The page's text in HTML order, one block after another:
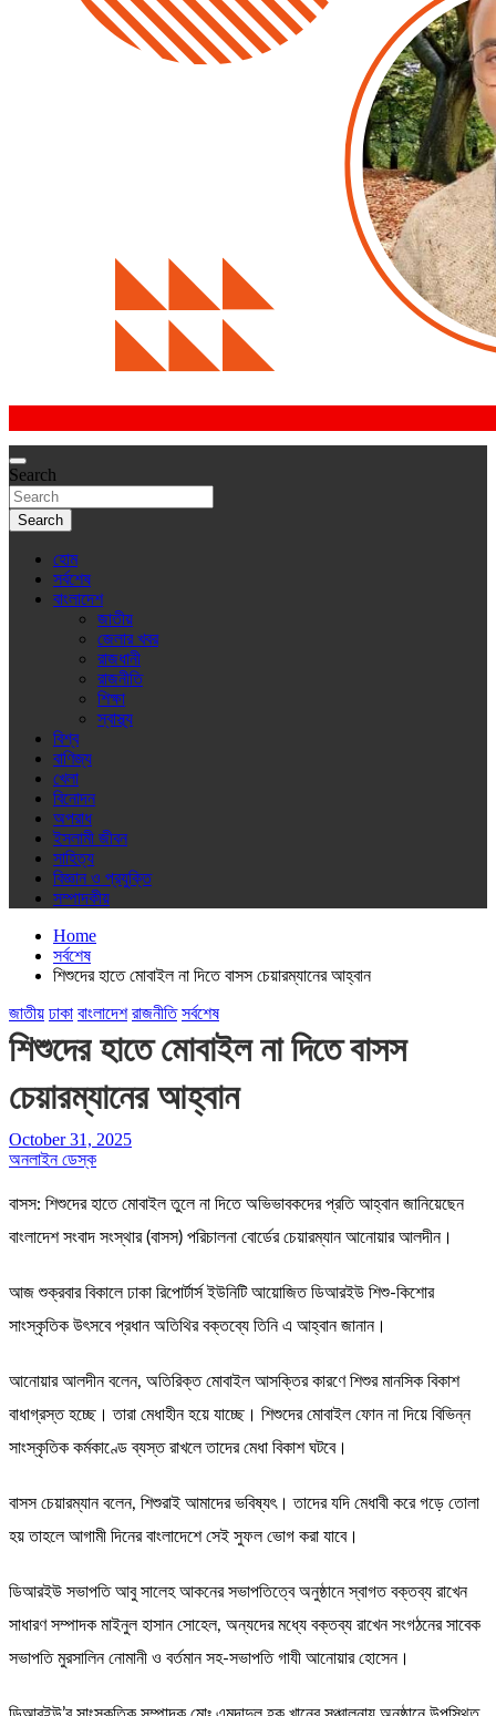
Search
Search
হোম
সর্বশেষ
বাংলাদেশ
জাতীয়
জেলার খবর
রাজধানী
রাজনীতি
শিক্ষা
স্বাস্থ্য
বিশ্ব
বাণিজ্য
খেলা
বিনোদন
অপরাধ
ইসলামী জীবন
সাহিত্য
বিজ্ঞান ও প্রযুক্তি
সম্পাদকীয়
Home
সর্বশেষ
শিশুদের হাতে মোবাইল না দিতে বাসস চেয়ারম্যানের আহ্বান
জাতীয় ঢাকা বাংলাদেশ রাজনীতি সর্বশেষ
শিশুদের হাতে মোবাইল না দিতে বাসস
চেয়ারম্যানের আহ্বান
October 31, 2025
অনলাইন ডেস্ক
বাসস: শিশুদের হাতে মোবাইল তুলে না দিতে অভিভাবকদের প্রতি আহ্বান জানিয়েছেন
বাংলাদেশ সংবাদ সংস্থার (বাসস) পরিচালনা বোর্ডের চেয়ারম্যান আনোয়ার আলদীন।
আজ শুক্রবার বিকালে ঢাকা রিপোর্টার্স ইউনিটি আয়োজিত ডিআরইউ শিশু-কিশোর
সাংস্কৃতিক উৎসবে প্রধান অতিথির বক্তব্যে তিনি এ আহ্বান জানান।
আনোয়ার আলদীন বলেন, অতিরিক্ত মোবাইল আসক্তির কারণে শিশুর মানসিক বিকাশ
বাধাগ্রস্ত হচ্ছে। তারা মেধাহীন হয়ে যাচ্ছে। শিশুদের মোবাইল ফোন না দিয়ে বিভিন্ন
সাংস্কৃতিক কর্মকাণ্ডে ব্যস্ত রাখলে তাদের মেধা বিকাশ ঘটবে।
বাসস চেয়ারম্যান বলেন, শিশুরাই আমাদের ভবিষ্যৎ। তাদের যদি মেধাবী করে গড়ে তোলা
হয় তাহলে আগামী দিনের বাংলাদেশে সেই সুফল ভোগ করা যাবে।
ডিআরইউ সভাপতি আবু সালেহ আকনের সভাপতিত্বে অনুষ্ঠানে স্বাগত বক্তব্য রাখেন
সাধারণ সম্পাদক মাইনুল হাসান সোহেল, অন্যদের মধ্যে বক্তব্য রাখেন সংগঠনের সাবেক
সভাপতি মুরসালিন নোমানী ও বর্তমান সহ-সভাপতি গাযী আনোয়ার হোসেন।